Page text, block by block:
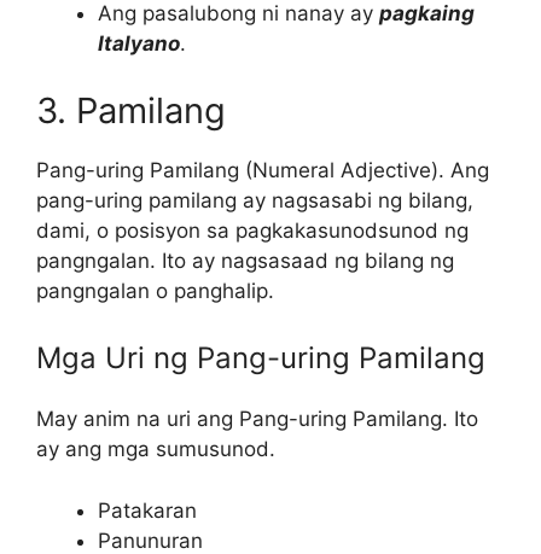
Ang pasalubong ni nanay ay pagkaing
Italyano.
3. Pamilang
Pang-uring Pamilang (Numeral Adjective). Ang
pang-uring pamilang ay nagsasabi ng bilang,
dami, o posisyon sa pagkakasunodsunod ng
pangngalan. Ito ay nagsasaad ng bilang ng
pangngalan o panghalip.
Mga Uri ng Pang-uring Pamilang
May anim na uri ang Pang-uring Pamilang. Ito
ay ang mga sumusunod.
Patakaran
Panunuran